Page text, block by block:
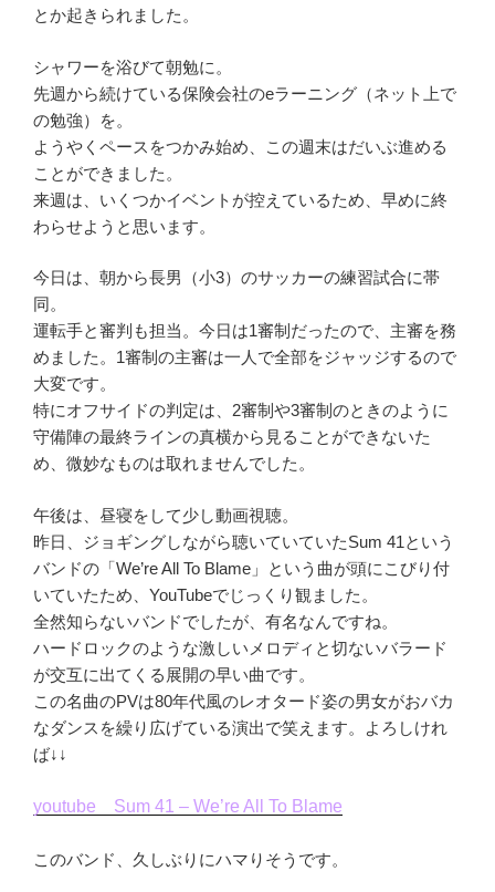
とか起きられました。
シャワーを浴びて朝勉に。
先週から続けている保険会社のeラーニング（ネット上で
の勉強）を。
ようやくペースをつかみ始め、この週末はだいぶ進める
ことができました。
来週は、いくつかイベントが控えているため、早めに終
わらせようと思います。
今日は、朝から長男（小3）のサッカーの練習試合に帯
同。
運転手と審判も担当。今日は1審制だったので、主審を務
めました。1審制の主審は一人で全部をジャッジするので
大変です。
特にオフサイドの判定は、2審制や3審制のときのように
守備陣の最終ラインの真横から見ることができないた
め、微妙なものは取れませんでした。
午後は、昼寝をして少し動画視聴。
昨日、ジョギングしながら聴いていていたSum 41という
バンドの「We’re All To Blame」という曲が頭にこびり付
いていたため、YouTubeでじっくり観ました。
全然知らないバンドでしたが、有名なんですね。
ハードロックのような激しいメロディと切ないバラード
が交互に出てくる展開の早い曲です。
この名曲のPVは80年代風のレオタード姿の男女がおバカ
なダンスを繰り広げている演出で笑えます。よろしけれ
ば↓↓
youtube Sum 41 – We’re All To Blame
このバンド、久しぶりにハマりそうです。